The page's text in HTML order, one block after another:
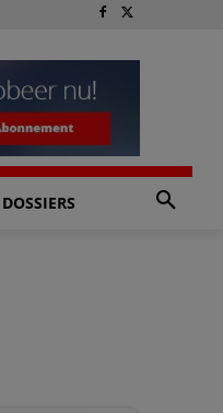
DOSSIERS